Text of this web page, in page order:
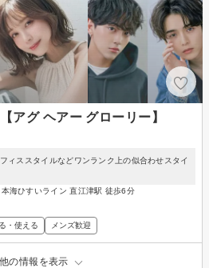
グ ヘアー グローリー】
ィススタイルなどワンランク上の似合わせスタイ
海ひすいライン 直江津駅 徒歩6分
・使える メンズ歓迎
の情報を表示